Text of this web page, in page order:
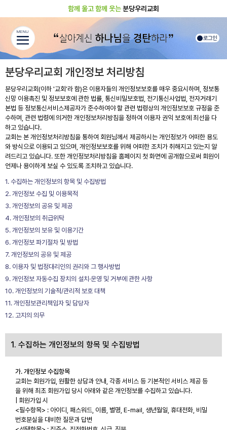
함께 울고 함께 웃는분당우리교회
로그인
MENU
분당우리교회 개인정보 처리방침
분당우리교회(이하 '교회’라 함)은 이용자들의 개인정보보호를 매우 중요시하며, 정보통
신망 이용촉진 및 정보보호에 관한 법률, 통신비밀보호법, 전기통신사업법, 전자거래기
본법 등 정보통신서비스제공자가 준수하여야 할 관련 법령상의 개인정보보호 규정을 준
수하며, 관련 법령에 의거한 개인정보처리방침을 정하여 이용자 권익 보호에 최선을 다
하고 있습니다.
교회는 본 개인정보처리방침을 통하여 회원님께서 제공하시는 개인정보가 어떠한 용도
와 방식으로 이용되고 있으며, 개인정보보호를 위해 어떠한 조치가 취해지고 있는지 알
려드리고 있습니다. 또한 개인정보처리방침을 홈페이지 첫 화면에 공개함으로써 회원이
언제나 용이하게 보실 수 있도록 조치하고 있습니다.
1. 수집하는 개인정보의 항목 및 수집방법
2. 개인정보 수집 및 이용목적
3. 개인정보의 공유 및 제공
4. 개인정보의 취급위탁
5. 개인정보의 보유 및 이용기간
6. 개인정보 파기절차 및 방법
7. 개인정보의 공유 및 제공
8. 이용자 및 법정대리인의 권리와 그 행사방법
9. 개인정보 자동수집 장치의 설치·운영 및 거부에 관한 사항
10. 개인정보의 기술적/관리적 보호 대책
11. 개인정보관리책임자 및 담당자
12. 고지의 의무
1. 수집하는 개인정보의 항목 및 수집방법
가. 개인정보 수집항목
교회는 회원가입, 원활한 상담과 안내, 각종 서비스 등 기본적인 서비스 제공 등
을 위해 최초 회원가입 당시 아래와 같은 개인정보를 수집하고 있습니다.
| 회원가입 시
<필수항목> : 아이디, 패스워드, 이름, 별명, E-mail, 생년월일, 휴대전화, 비밀
번호분실을 대비한 질문과 답변